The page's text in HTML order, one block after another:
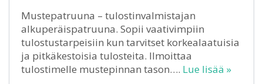
Mustepatruuna – tulostinvalmistajan
alkuperäispatruuna. Sopii vaativimpiin
tulostustarpeisiin kun tarvitset korkealaatuisia
ja pitkäkestoisia tulosteita. Ilmoittaa
tulostimelle mustepinnan tason…. Lue lisää »